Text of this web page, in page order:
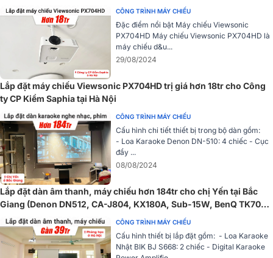
Nhiều công nghệ mới mẻ và hiện đại được áp dụng vào sản phẩm
máy chiếu BenQ MX550 như chu trình sinh thái giúp loại bỏ điện
thải, giảm thiểu bảo trì, giảm thiểu thời gian chờ đợi khởi động trước
và sau. Tự ngắt nguồn sau một khoảng thời gian không hoạt động
giúp máy chiếu tiết kiệm điện, kéo dài tuổi thọ.
Máy chiếu BenQ MX550 sử dụng chế độ LampSave cho khả năng
hạn chế việc thay thế đèn và bảo trì, điều chỉnh công suất đèn phù
CÔNG TRÌNH MÁY CHIẾU
Đặc điểm nổi bật Máy chiếu Viewsonic
PX704HD Máy chiếu Viewsonic PX704HD là
máy chiếu d&u...
29/08/2024
Lắp đặt máy chiếu Viewsonic PX704HD trị giá hơn 18tr cho Công
ty CP Kiềm Saphia tại Hà Nội
CÔNG TRÌNH MÁY CHIẾU
Cấu hình chi tiết thiết bị trong bộ dàn gồm:
- Loa Karaoke Denon DN-510: 4 chiếc - Cục
đẩy ...
08/08/2024
Lắp đặt dàn âm thanh, máy chiếu hơn 184tr cho chị Yến tại Bắc
Giang (Denon DN512, CA-J804, KX180A, Sub-15W, BenQ TK700,
…)
CÔNG TRÌNH MÁY CHIẾU
Cấu hình thiết bị lắp đặt gồm: - Loa Karaoke
Nhật BIK BJ S668: 2 chiếc - Digital Karaoke